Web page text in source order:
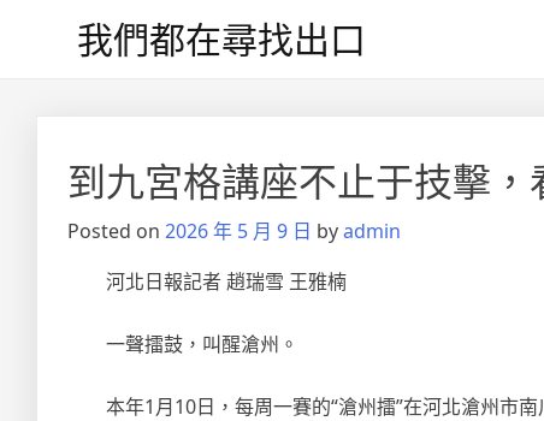
我們都在尋找出口
到九宮格講座不止于技擊，
Posted on 2026 年 5 月 9 日 byadmin
河北日報記者 趙瑞雪 王雅楠
一聲擂鼓，叫醒滄州。
本年1月10日，每周一賽的“滄州擂”在河北滄州市